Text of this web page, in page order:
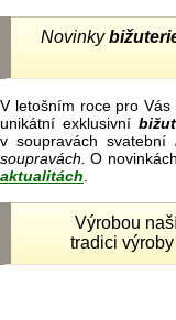
Novinky
V letošním roce pro
unikátní exklusivní
v soupravách svatební
soupravách. O
aktualitách
Výrobou
tradici